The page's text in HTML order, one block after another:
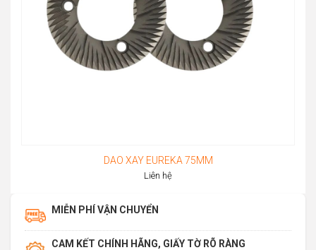
DAO XAY EUREKA 75MM
Liên hệ
MIỄN PHÍ VẬN CHUYỂN
CAM KẾT CHÍNH HÃNG, GIẤY TỜ RÕ RÀNG